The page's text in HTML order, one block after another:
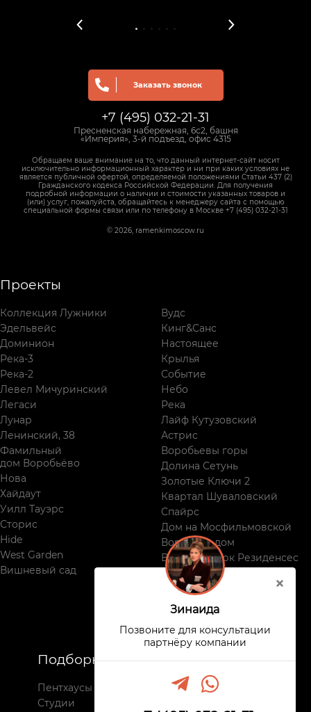
Подборки
Пентхаусы
Студии
Недвижимость
Все комплексы
Проекты
Коллекция Лужники
Эдельвейс
Доминион
Река-3
Река-2
Левел Мичуринский
Легаси
Лунар
Ленинский, 38
Фамильный
дом Воробьёво
Нова
Хайдаут
Уилл Тауэрс
Сторис
Hide
West Garden
Вишневый сад
Вудс
Кинг&Санс
Настоящее
Крылья
Событие
Небо
Река
Лайф Кутузовский
Астрис
Воробьевы горы
Долина Сетунь
Золотые Ключи 2
Квартал Шуваловский
Спайрс
Дом на Мосфильмовской
Воробьев дом
Виктори Парк Резиденсес
Поклонная, 9
Заказать звонок
+7 (495) 032-21-31
Пресненская набережная, 6с2, башня
«Империя», 3-й подъезд, офис 4315
Обращаем ваше внимание на то, что данный интернет-сайт носит
исключительно информационный характер и ни при каких условиях не
является публичной офертой, определяемой положениями Статьи 437 (2)
Гражданского кодекса Российской Федерации. Для получения
подробной информации о наличии и стоимости указанных товаров и
(или) услуг, пожалуйста, обращайтесь к менеджеру сайта с помощью
специальной формы связи или по телефону в Москве +7 (495) 032-21-31
© 2026, ramenkimoscow.ru
Зинаида
Позвоните для консультации
партнёру компании